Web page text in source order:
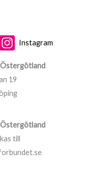
Instagram
19
till